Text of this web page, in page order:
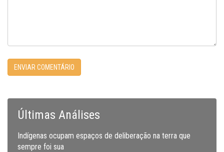
Últimas Análises
Indígenas ocupam espaços de deliberação na terra que
sempre foi sua